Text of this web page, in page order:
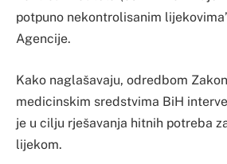
potpuno nekontrolisanim
Agencije.
Kako naglašavaju, odredbom
medicinskim sredstvima BiH
je u cilju rješavanja hitnih potreba
lijekom.